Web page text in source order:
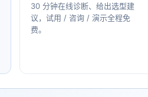
30 分钟在线诊断、给出选型建
议，试用 / 咨询 / 演示全程免
费。